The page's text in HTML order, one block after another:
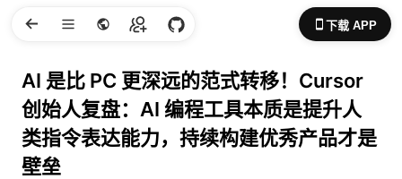
下载 APP
AI 是比 PC 更深远的范式转移！Cursor
创始人复盘：AI 编程工具本质是提升人
类指令表达能力，持续构建优秀产品才是
壁垒